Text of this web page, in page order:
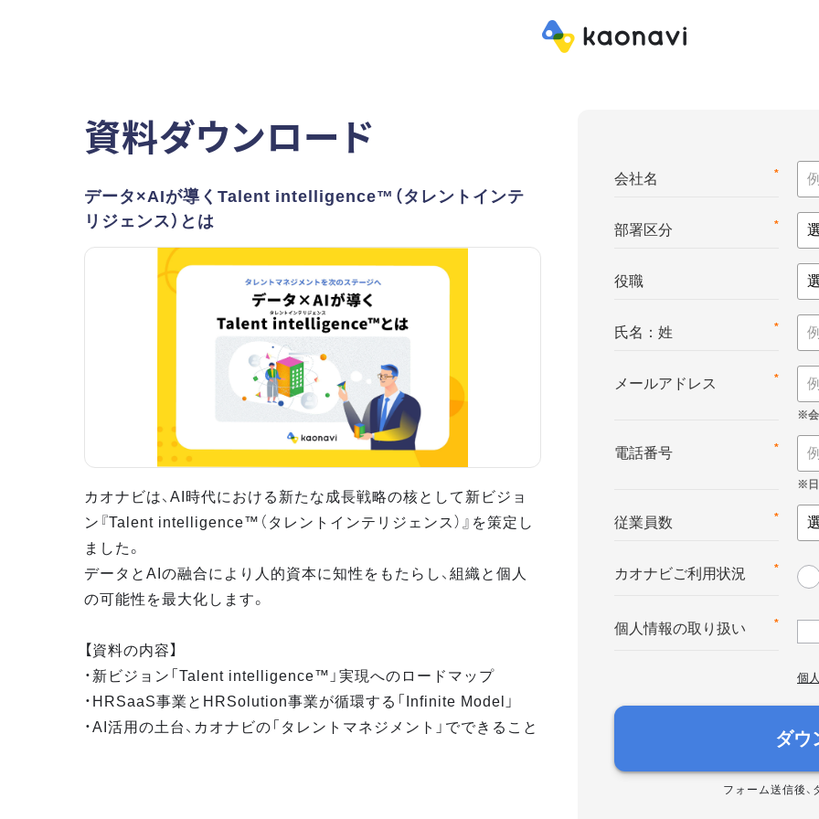
資料ダウンロード
データ×AIが導くTalent intelligence™（タレントインテ
リジェンス）とは
カオナビは、AI時代における新たな成長戦略の核として新ビジョ
ン『Talent intelligence™（タレントインテリジェンス）』を策定し
ました。
データとAIの融合により人的資本に知性をもたらし、組織と個人
の可能性を最大化します。
【資料の内容】
・新ビジョン「Talent intelligence™」実現へのロードマップ
・HRSaaS事業とHRSolution事業が循環する「Infinite Model」
・AI活用の土台、カオナビの「タレントマネジメント」でできること
*
会社名
*
部署区分
役職
*
氏名：姓
*
メールアドレス
*
電話番号
*
従業員数
*
カオナビご利用状況
*
個人情報の取り扱い
個
ダウ
フォーム送信後